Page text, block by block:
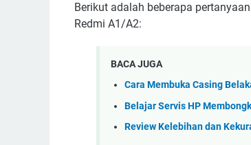
Berikut adalah beberapa
Redmi A1/A2:
BACA JUGA
Cara Membuka Casing
Belajar Servis HP
Review Kelebihan dan